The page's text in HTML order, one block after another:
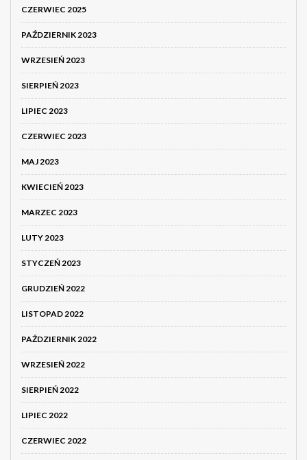
CZERWIEC 2025
PAŹDZIERNIK 2023
WRZESIEŃ 2023
SIERPIEŃ 2023
LIPIEC 2023
CZERWIEC 2023
MAJ 2023
KWIECIEŃ 2023
MARZEC 2023
LUTY 2023
STYCZEŃ 2023
GRUDZIEŃ 2022
LISTOPAD 2022
PAŹDZIERNIK 2022
WRZESIEŃ 2022
SIERPIEŃ 2022
LIPIEC 2022
CZERWIEC 2022